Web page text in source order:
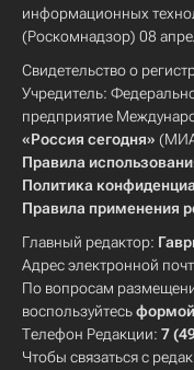
информационных
(Роскомнадзор) 08
Свидетельство о
Учредитель:
предприятие
«Россия сегодня» (МИА
Правила
Политика
Правила применения
Главный редактор:
Адрес электронной
По вопросам
воспользуйтесьформой
Телефон Редакции: 7
Чтобы связаться с